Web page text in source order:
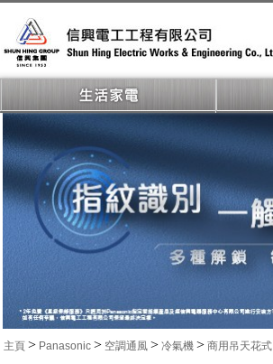
主頁 > Panasonic > 空調通風 > 冷氣機 > 商用吊天花式